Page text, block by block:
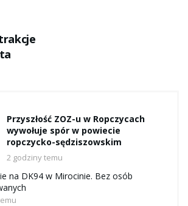
Przyszłość ZOZ-u w Ropczycach
wywołuje spór w powiecie
ropczycko-sędziszowskim
2 godziny temu
na DK94 w Mirocinie. Bez osób